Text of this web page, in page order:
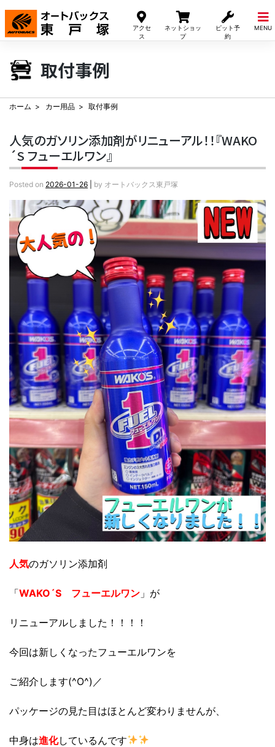
アクセ
ス
ネットショッ
プ
ピット予
約
MENU
Skip
content
取付事例
ホーム カー用品 取付事例
人気のガソリン添加剤がリニューアル！！『WAKO
´S フューエルワン』
Posted on 2026-01-26 by オートバックス東戸塚
人気のガソリン添加剤
「WAKO´S フューエルワン 」が
リニューアルしました！！！！
今回は新しくなったフューエルワンを
ご紹介します(^O^)／
パッケージの見た目はほとんど変わりませんが、
中身は進化しているんです